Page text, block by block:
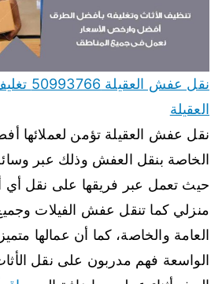
نقل عفش
العقيلة
نقل عفش العقيلة تؤمن لعملائها
الخاصة بنقل العفش وذلك عبر
حيث تعمل عبر فريقها على نقل أي
منزلي كما تنقل عفش الفيلات
العامة والخاصة، كما أن عمالها
الواسعة فهم مدربون على نقل